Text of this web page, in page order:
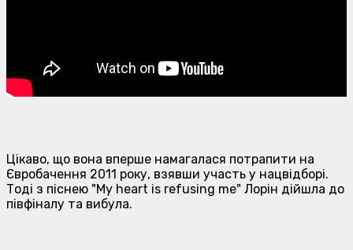
Цікаво, що вона вперше намагалася потрапити на
Євробачення 2011 року, взявши участь у нацвідборі.
Тоді з піснею "My heart is refusing me" Лорін дійшла до
півфіналу та вибула.